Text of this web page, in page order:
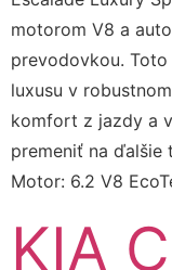
motorom V8 a
prevodovkou.
luxusu v
komfort z jazdy a
premeniť na ďalšie
Motor: 6.2 V8
KIA